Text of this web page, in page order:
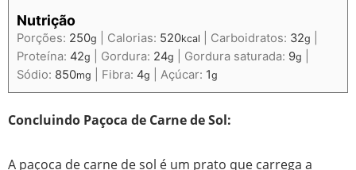
Nutrição
Porções: 250g Calorias: 520kcal Carboidratos: 32g
Proteína: 42g Gordura: 24g Gordura saturada: 9g
Sódio: 850mg Fibra: 4g Açúcar: 1g
Concluindo Paçoca de Carne de Sol:
A paçoca de carne de sol é um prato que carrega a